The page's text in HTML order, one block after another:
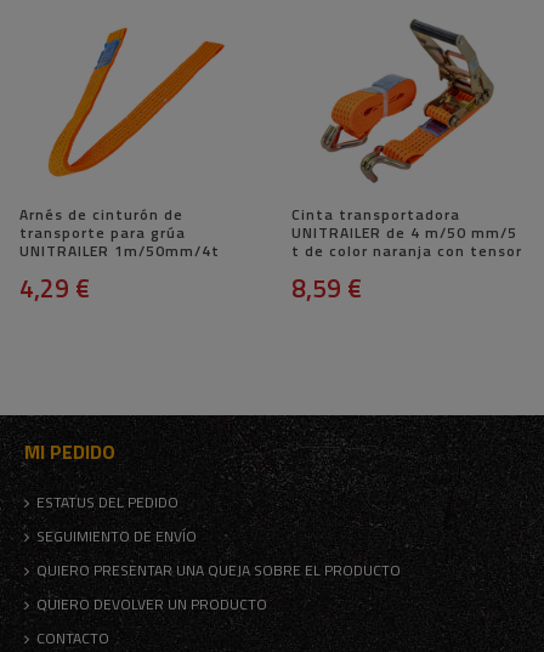
Arnés de cinturón de
transporte para grúa
UNITRAILER 1m/50mm/4t
4,29 €
Cinta transportadora
UNITRAILER de 4 m/50 mm/5
t de color naranja con tensor
8,59 €
MI PEDIDO
ESTATUS DEL PEDIDO
SEGUIMIENTO DE ENVÍO
QUIERO PRESENTAR UNA QUEJA SOBRE EL PRODUCTO
QUIERO DEVOLVER UN PRODUCTO
CONTACTO